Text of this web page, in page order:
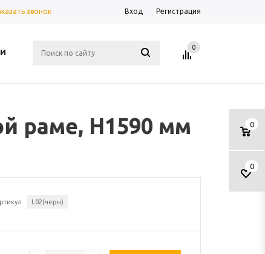
звонок Вход Регистрация
0
0
0
раме, H1590 мм
L02(черн)